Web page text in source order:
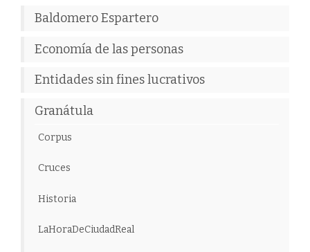
Baldomero Espartero
Economía de las personas
Entidades sin fines lucrativos
Granátula
Corpus
Cruces
Historia
LaHoraDeCiudadReal